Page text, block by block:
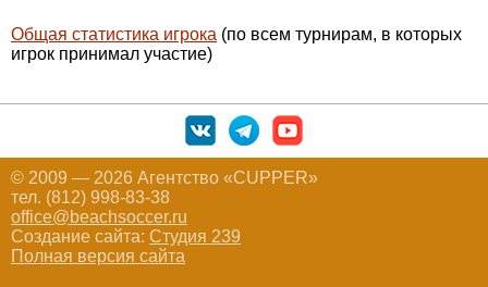
Общая статистика игрока (по всем турнирам, в которых
игрок принимал участие)
© 2009 — 2026 Агентство «CUPPER»
тел. (812) 998-83-38
office@beachsoccer.ru
Создание сайта: Студия 239
Полная версия сайта